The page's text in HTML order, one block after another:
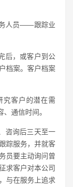
务人员——跟踪业
后，或客户到公
档案。客户档案
究客户的潜在需
通信时间。
咨询后三天至一
踪服务，并就客
员要主动询问曾
求客户对本公司
与在服务上追求